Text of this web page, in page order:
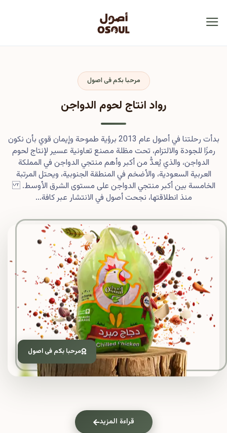
مرحبا بكم فى اصول
مرحبا بكم فى اصول
رواد انتاج لحوم الدواجن
بدأت رحلتنا في أصول عام 2013 برؤية طموحة وإيمان قوي بأن نكون
رمزًا للجودة والالتزام، تحت مظلة مصنع تعاونية عسير لإنتاج لحوم
الدواجن، والذي يُعدُّ من أكبر وأهم منتجي الدواجن في المملكة
العربية السعودية، والأضخم في المنطقة الجنوبية، ويحتل المرتبة
الخامسة بين أكبر منتجي الدواجن على مستوى الشرق الأوسط.
منذ انطلاقتها، نجحت أصول في الانتشار عبر كافة...
قراءة المزيد